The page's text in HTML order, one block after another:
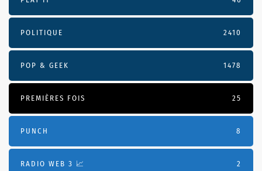
POLITIQUE 2410
POP & GEEK 1478
PREMIÈRES FOIS 25
PUNCH 8
RADIO WEB 3 📈 2